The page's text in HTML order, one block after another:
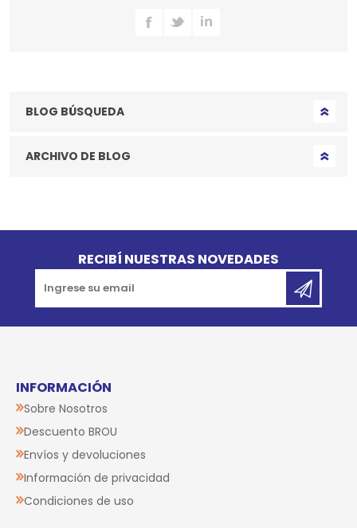
BLOG BÚSQUEDA
ARCHIVO DE BLOG
RECIBÍ NUESTRAS NOVEDADES
INFORMACIÓN
Sobre Nosotros
Descuento BROU
Envíos y devoluciones
Información de privacidad
Condiciones de uso